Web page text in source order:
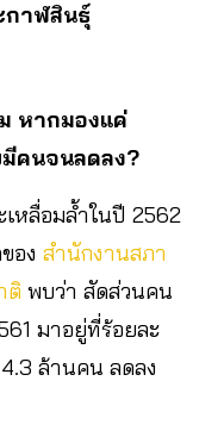
กาฬสินธุ์
หากมองแค่
คนจนลดลง?
หลื่อมล้ำในปี 2562
อง สำนักงานสภา
ติ พบว่า สัดส่วนคน
มาอยู่ที่ร้อยละ
ล้านคน ลดลง